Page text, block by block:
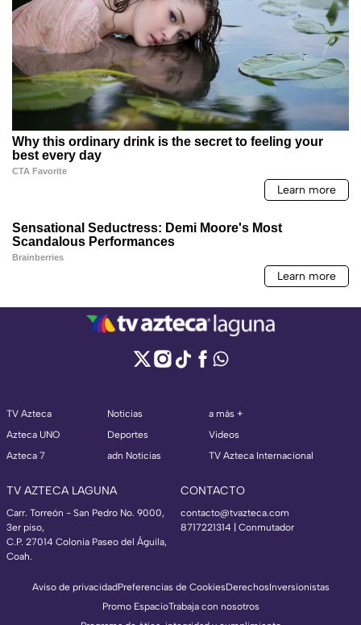
TV Azteca
Azteca UNO
Azteca 7
Noticias
Deportes
adn Noticias
a más +
Videos
TV Azteca Internacional
TV AZTECA LAGUNA
Carr. Torreón - San Pedro No. 9000,
3er piso,
C.P. 27014 Colonia Paseo del Águila,
Coah.
CONTACTO
contacto@tvazteca.com
8717221314 | Conmutador
Aviso de privacidadPreferencias de CookiesDerechosInversionistas
Promo EspacioTrabaja con nosotros